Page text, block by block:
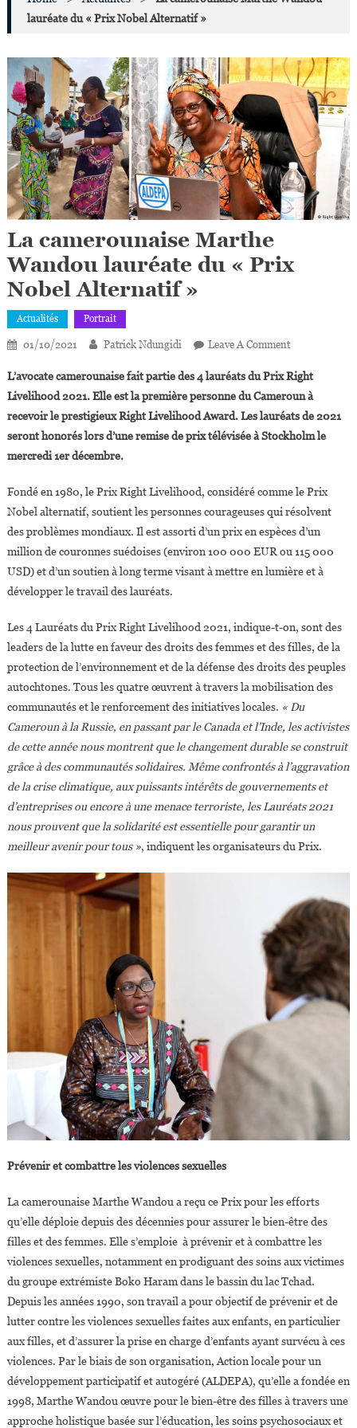
lauréate du « Prix Nobel Alternatif »
La camerounaise Marthe
Wandou lauréate du « Prix
Nobel Alternatif »
Actualités Portrait
01/10/2021 Patrick Ndungidi Leave A CommentOn
Camerounaise
Marthe
Wandou
Lauréate
Nobel
Alternatif »
L’avocate camerounaise fait partie des 4 lauréats du Prix Right
Livelihood 2021. Elle est la première personne du Cameroun à
recevoir le prestigieux Right Livelihood Award. Les lauréats de 2021
seront honorés lors d’une remise de prix télévisée à Stockholm le
mercredi 1er décembre.
Fondé en 1980, le Prix Right Livelihood, considéré comme le Prix
Nobel alternatif, soutient les personnes courageuses qui résolvent
des problèmes mondiaux. Il est assorti d’un prix en espèces d’un
million de couronnes suédoises (environ 100 000 EUR ou 115 000
USD) et d’un soutien à long terme visant à mettre en lumière et à
développer le travail des lauréats.
Les 4 Lauréats du Prix Right Livelihood 2021, indique-t-on, sont des
leaders de la lutte en faveur des droits des femmes et des filles, de la
protection de l’environnement et de la défense des droits des peuples
autochtones. Tous les quatre œuvrent à travers la mobilisation des
communautés et le renforcement des initiatives locales. « Du
Cameroun à la Russie, en passant par le Canada et l’Inde, les activistes
de cette année nous montrent que le changement durable se construit
grâce à des communautés solidaires. Même confrontés à l’aggravation
de la crise climatique, aux puissants intérêts de gouvernements et
d’entreprises ou encore à une menace terroriste, les Lauréats 2021
nous prouvent que la solidarité est essentielle pour garantir un
meilleur avenir pour tous », indiquent les organisateurs du Prix.
Prévenir et combattre les violences sexuelles
La camerounaise Marthe Wandou a reçu ce Prix pour les efforts
qu’elle déploie depuis des décennies pour assurer le bien-être des
filles et des femmes. Elle s’emploie à prévenir et à combattre les
violences sexuelles, notamment en prodiguant des soins aux victimes
du groupe extrémiste Boko Haram dans le bassin du lac Tchad.
Depuis les années 1990, son travail a pour objectif de prévenir et de
lutter contre les violences sexuelles faites aux enfants, en particulier
aux filles, et d’assurer la prise en charge d’enfants ayant survécu à ces
violences. Par le biais de son organisation, Action locale pour un
développement participatif et autogéré (ALDEPA), qu’elle a fondée en
1998, Marthe Wandou œuvre pour le bien-être des filles à travers une
approche holistique basée sur l’éducation, les soins psychosociaux et